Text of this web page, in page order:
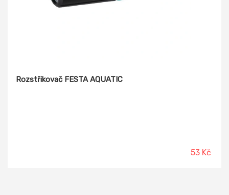
Rozstřikovač FESTA AQUATIC
53 Kč